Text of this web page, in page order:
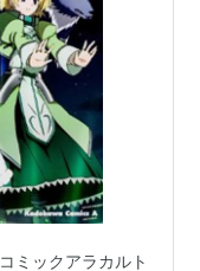
ミックアラカルト